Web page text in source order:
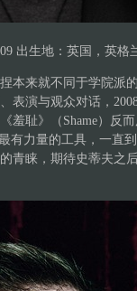
出生地：英国，英格
本来就不同于学院派
表演与观众对话，
羞耻》（Shame）反
有力量的工具，一直
青睐，期待史蒂夫之